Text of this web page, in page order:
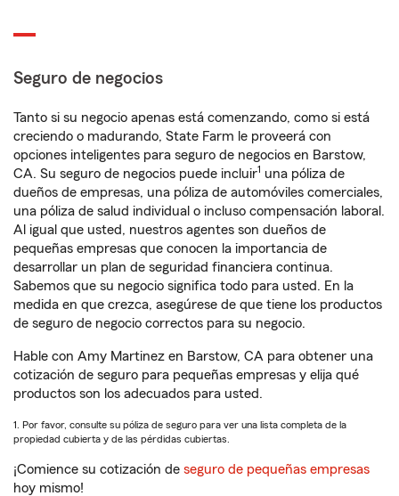
Seguro de negocios
Tanto si su negocio apenas está comenzando, como si está
creciendo o madurando, State Farm le proveerá con
opciones inteligentes para seguro de negocios en Barstow,
CA. Su seguro de negocios puede incluir1 una póliza de
dueños de empresas, una póliza de automóviles comerciales,
una póliza de salud individual o incluso compensación laboral.
Al igual que usted, nuestros agentes son dueños de
pequeñas empresas que conocen la importancia de
desarrollar un plan de seguridad financiera continua.
Sabemos que su negocio significa todo para usted. En la
medida en que crezca, asegúrese de que tiene los productos
de seguro de negocio correctos para su negocio.
Hable con Amy Martinez en Barstow, CA para obtener una
cotización de seguro para pequeñas empresas y elija qué
productos son los adecuados para usted.
1. Por favor, consulte su póliza de seguro para ver una lista completa de la
propiedad cubierta y de las pérdidas cubiertas.
¡Comience su cotización de seguro de pequeñas empresas
hoy mismo!